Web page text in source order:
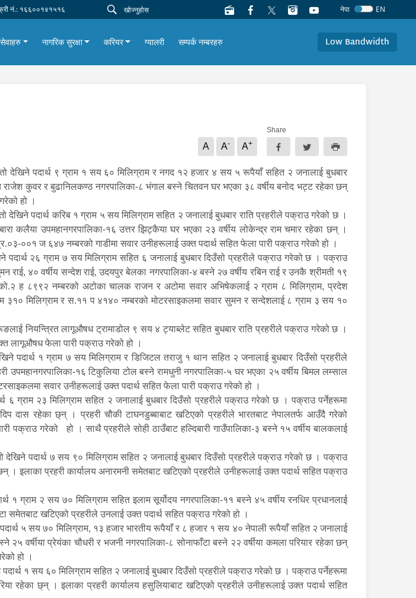
नं.: १६६००१४१५१६ नेपा EN
नागरिक सुरक्षा करियर ग्यालरी सम्पर्क नम्बरहरु Low Bandwidth
A A- A+
Share
देखिने पदार्थ ९ ग्राम १ सय ६० मिलिग्राम र नगद १२ हजार ४ सय ५ रूपैयाँ सहित २ जनालाई बुधबार
राजेश कुवर र बुढानिलकण्ठ नगरपालिका-८ भंगाल बस्ने चितवन घर भएका ३८ वर्षीय बनोद भट्ट रहेका छन्
हो ।
पदार्थ करिब १ ग्राम ५ सय मिलिग्राम सहित २ जनालाई बुधबार राति प्रहरीले पक्राउ गरेको छ ।
कलैया उपमहानगरपालिका-१६ उत्तर झिट्कैया घर भएका २३ वर्षीय लोकेन्द्र राम चमार रहेका छन् ।
००१ ज ६४७ नम्बरको गाडीमा सवार उनीहरूलाई उक्त पदार्थ सहित फेला पारी पक्राउ गरेको हो ।
२६ ग्राम ७ सय मिलिग्राम सहित ६ जनालाई बुधबार दिउँसो प्रहरीले पक्राउ गरेको छ । पक्राउ
राई, ४० वर्षीय सन्देश राई, उदयपुर बेलका नगरपालिका-४ बस्ने २७ वर्षीय रबिन राई र उनकै श्रीमती १९
ह ८९९२ नम्बरको अटोका चालक राजन र अटोमा सवार अभिषेकलाई २ ग्राम ८ मिलिग्राम, प्रदेश
मिलिग्राम र स.११ प ४१४० नम्बरको मोटरसाइकलमा सवार सुमन र सन्देशलाई ८ ग्राम ३ सय १०
नियन्त्रित लागूऔषध ट्रामाडोल ९ सय ४ ट्याब्लेट सहित बुधबार राति प्रहरीले पक्राउ गरेको छ ।
लागूऔषध फेला पारी पक्राउ गरेको हो ।
पदार्थ १ ग्राम ७ सय मिलिग्राम र डिजिटल तराजु १ थान सहित २ जनालाई बुधबार दिउँसो प्रहरीले
उपमहानगरपालिका-१६ टिकुलिया टोल बस्ने रामधुनी नगरपालिका-५ घर भएका २५ वर्षीय बिमल लम्साल
सवार उनीहरूलाई उक्त पदार्थ सहित फेला पारी पक्राउ गरेको हो ।
६ ग्राम २३ मिलिग्राम सहित २ जनालाई बुधबार दिउँसो प्रहरीले पक्राउ गरेको छ । पक्राउ पर्नेहरूमा
दास रहेका छ्न् । प्रहरी चौकी टाघनडुब्बाबाट खटिएको प्रहरीले भारतबाट नेपालतर्फ आउँदै गरेको
गरेको हो । साथै प्रहरीले सोही ठाउँबाट हल्दिबारी गाउँपालिका-३ बस्ने १५ वर्षीय बालकलाई
पदार्थ ७ सय ९० मिलिग्राम सहित २ जनालाई बुधबार दिउँसो प्रहरीले पक्राउ गरेको छ । पक्राउ
। इलाका प्रहरी कार्यालय अनारमनी समेतबाट खटिएको प्रहरीले उनीहरूलाई उक्त पदार्थ सहित पक्राउ
ग्राम २ सय ७० मिलिग्राम सहित इलाम सूर्योदय नगरपालिका-११ बस्ने ४५ वर्षीय रनधिर प्रधानलाई
समेतबाट खटिएको प्रहरीले उनलाई उक्त पदार्थ सहित पक्राउ गरेको हो ।
५ सय ७० मिलिग्राम, १३ हजार भारतीय रूपैयाँ र ८ हजार १ सय ४० नेपाली रूपैयाँ सहित २ जनालाई
वर्षीया प्रेयंका चौधरी र भजनी नगरपालिका-८ सोनाफाँटा बस्ने २२ वर्षीया कमला परियार रहेका छन्
हो ।
१ सय ६० मिलिग्राम सहित २ जनालाई बुधबार दिउँसो प्रहरीले पक्राउ गरेको छ । पक्राउ पर्नेहरूमा
रहेका छ्न् । इलाका प्रहरी कार्यालय हसुलियाबाट खटिएको प्रहरीले उनीहरूलाई उक्त पदार्थ सहित